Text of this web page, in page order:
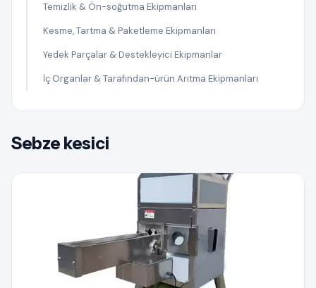
Temizlik & Ön-soğutma Ekipmanları
Kesme, Tartma & Paketleme Ekipmanları
Yedek Parçalar & Destekleyici Ekipmanlar
İç Organlar & Tarafından-ürün Arıtma Ekipmanları
Sebze kesici